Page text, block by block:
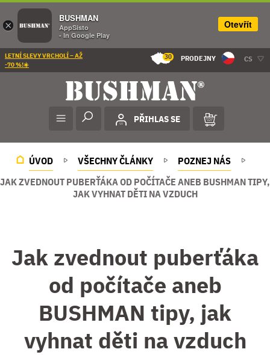
LETNÍ SLEVY VRCHOLÍ – AŽ
-70 %!☀️
30 PRODEJNY CS
PŘIHLAS SE
ÚVOD VŠECHNY ČLÁNKY
POZNEJ NÁS
JAK ZVEDNOUT PUBERŤÁKA OD POČÍTAČE ANEB BUSHMAN TIPY,
JAK VYHNAT DĚTI NA VZDUCH
Jak zvednout puberťáka
od počítače aneb
BUSHMAN tipy, jak
vyhnat děti na vzduch
×
BUSHMAN
AppSisto
- In Google Play
Otevřít